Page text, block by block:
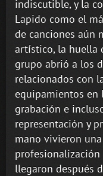
indiscutible, y la
Lapido como el
de canciones aún
artístico, la huella
grupo abrió a los
relacionados con
equipamientos en
grabación e
representación y
mano vivieron
llegaron después